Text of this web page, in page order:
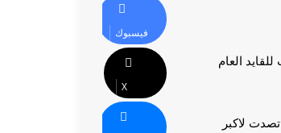
العام
لاكبر
فيسبوك
‫X